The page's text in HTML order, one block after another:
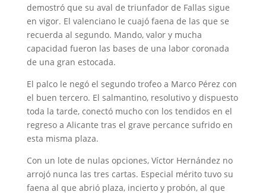
demostró que su aval de triunfador de Fallas sigue
en vigor. El valenciano le cuajó faena de las que se
recuerda al segundo. Mando, valor y mucha
capacidad fueron las bases de una labor coronada
de una gran estocada.
El palco le negó el segundo trofeo a Marco Pérez con
el buen tercero. El salmantino, resolutivo y dispuesto
toda la tarde, conectó mucho con los tendidos en el
regreso a Alicante tras el grave percance sufrido en
esta misma plaza.
Con un lote de nulas opciones, Víctor Hernández no
arrojó nunca las tres cartas. Especial mérito tuvo su
faena al que abrió plaza, incierto y probón, al que